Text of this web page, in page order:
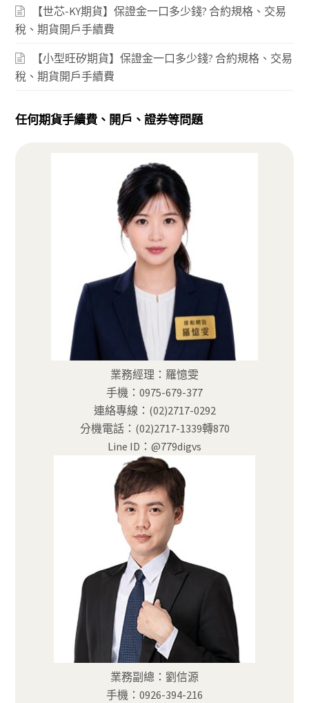
【世芯-KY期貨】保證金一口多少錢? 合約規格、交易
稅、期貨開戶手續費
【小型旺矽期貨】保證金一口多少錢? 合約規格、交易
稅、期貨開戶手續費
任何期貨手續費、開戶、證券等問題
業務經理：羅憶雯
手機：0975-679-377
連絡專線：(02)2717-0292
分機電話：(02)2717-1339轉870
Line ID：@779digvs
業務副總：劉信源
手機：0926-394-216